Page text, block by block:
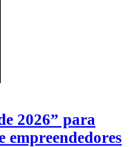
2026” para
empreendedores